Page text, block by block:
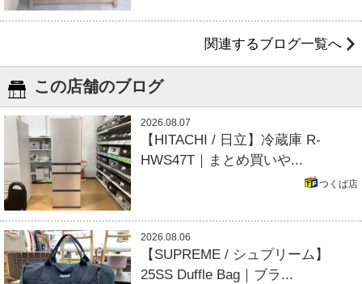
関連するブログ一覧へ
この店舗のブログ
2026.08.07
【HITACHI / 日立】冷蔵庫 R-
HWS47T｜まとめ買いや...
つくば店
2026.08.06
【SUPREME / シュプリーム】
25SS Duffle Bag｜ブラ...